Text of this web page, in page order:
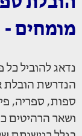
מומחים -
נדאג להוביל כל
הנדרשת הובלת
ספות, ספריה,
ושאר הרהיטים